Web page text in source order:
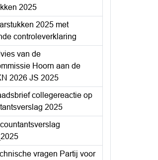
2025
2025 met
controleverklaring
van de
Hoorn aan de
2026 JS 2025
collegereactie op
2025
vragen Partij voor